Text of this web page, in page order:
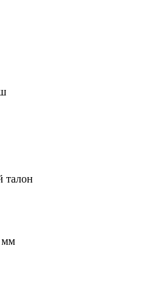
талон
мм